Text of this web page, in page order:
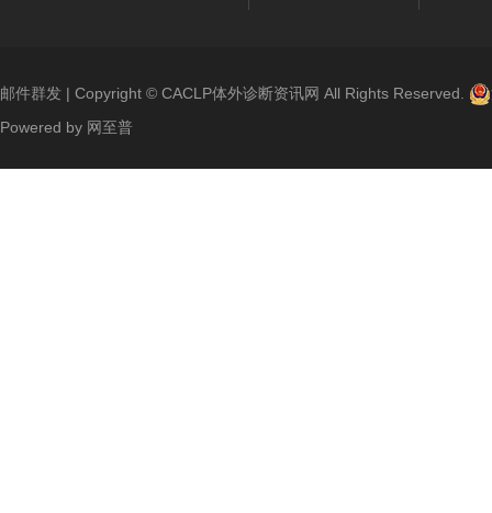
邮件群发 | Copyright © CACLP体外诊断资讯网 All Rights Reserved.
Powered by 网至普